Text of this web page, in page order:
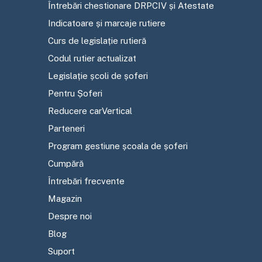
Întrebări chestionare DRPCIV și Atestate
Indicatoare și marcaje rutiere
Curs de legislație rutieră
Codul rutier actualizat
Legislație școli de șoferi
Pentru Șoferi
Reducere carVertical
Parteneri
Program gestiune școala de șoferi
Cumpără
Întrebări frecvente
Magazin
Despre noi
Blog
Suport